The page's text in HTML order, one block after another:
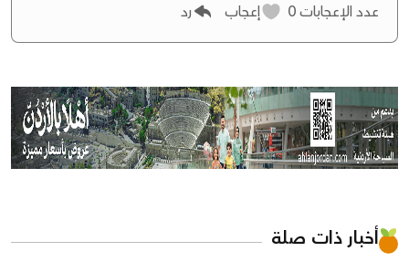
عدد الإعجابات إعجاب رد
أخبار ذات صلة